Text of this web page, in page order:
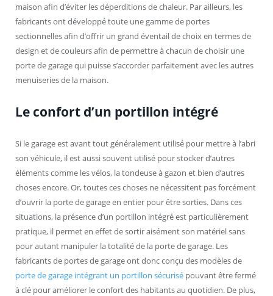
maison afin d’éviter les déperditions de chaleur. Par ailleurs, les
fabricants ont développé toute une gamme de portes
sectionnelles afin d’offrir un grand éventail de choix en termes de
design et de couleurs afin de permettre à chacun de choisir une
porte de garage qui puisse s’accorder parfaitement avec les autres
menuiseries de la maison.
Le confort d’un portillon intégré
Si le garage est avant tout généralement utilisé pour mettre à l’abri
son véhicule, il est aussi souvent utilisé pour stocker d’autres
éléments comme les vélos, la tondeuse à gazon et bien d’autres
choses encore. Or, toutes ces choses ne nécessitent pas forcément
d’ouvrir la porte de garage en entier pour être sorties. Dans ces
situations, la présence d’un portillon intégré est particulièrement
pratique, il permet en effet de sortir aisément son matériel sans
pour autant manipuler la totalité de la porte de garage. Les
fabricants de portes de garage ont donc conçu des modèles de
porte de garage intégrant un portillon sécurisé pouvant être fermé
à clé pour améliorer le confort des habitants au quotidien. De plus,